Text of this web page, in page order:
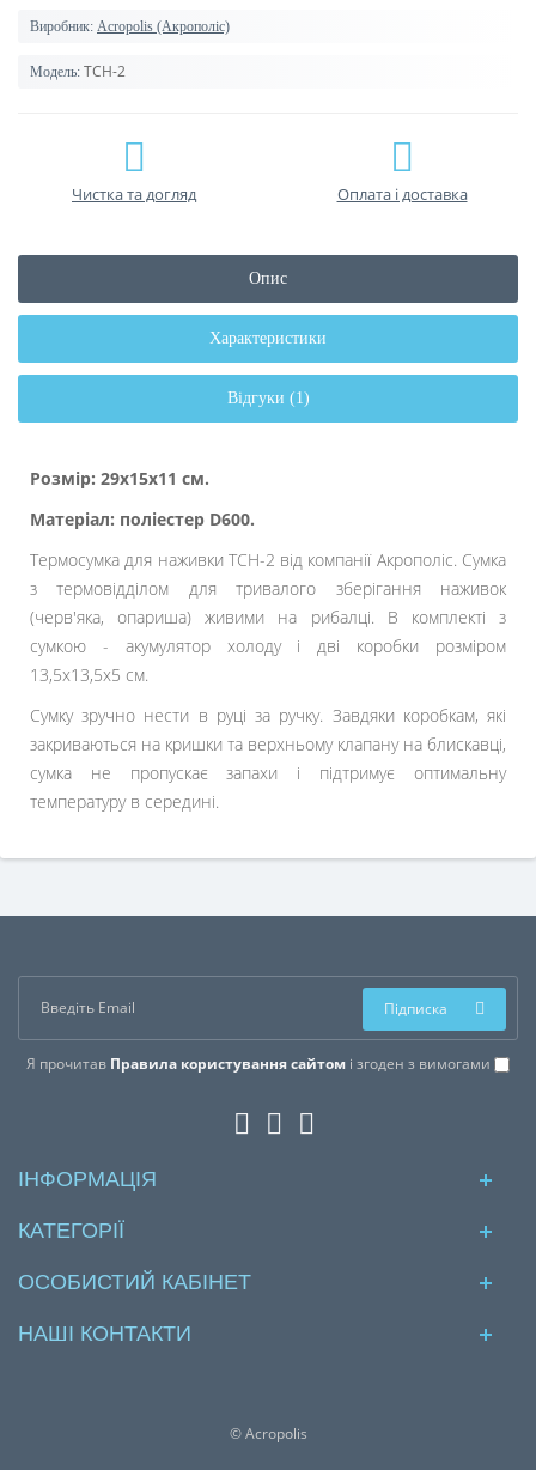
Виробник: Acropolis (Акрополіс)
Модель: ТСН-2
Чистка та догляд Оплата і доставка
Опис
Характеристики
Відгуки (1)
Розмір: 29х15х11 см.
Матеріал: поліестер D600.
Термосумка для наживки ТСН-2 від компанії Акрополіс. Сумка
з термовідділом для тривалого зберігання наживок
(черв'яка, опариша) живими на рибалці. В комплекті з
сумкою - акумулятор холоду і дві коробки розміром
13,5х13,5х5 см.
Сумку зручно нести в руці за ручку. Завдяки коробкам, які
закриваються на кришки та верхньому клапану на блискавці,
сумка не пропускає запахи і підтримує оптимальну
температуру в середині.
Я прочитав Правила користування сайтом і згоден з вимогами
Підписка
ІНФОРМАЦІЯ
КАТЕГОРІЇ
ОСОБИСТИЙ КАБІНЕТ
НАШІ КОНТАКТИ
© Acropolis